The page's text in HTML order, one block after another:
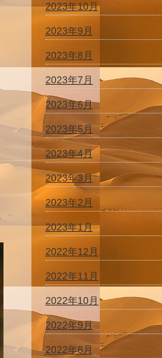
2023年10月
2023年9月
2023年8月
2023年7月
2023年6月
2023年5月
2023年4月
2023年3月
2023年2月
2023年1月
2022年12月
2022年11月
2022年10月
2022年9月
2022年8月